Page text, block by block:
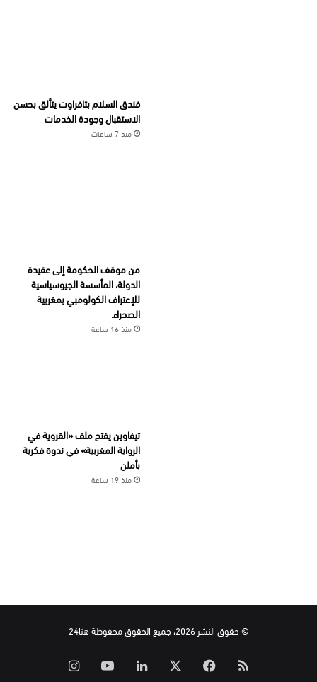
فندق السلام بتافراوت يتألق بحسن
الاستقبال وجودة الخدمات
منذ 7 ساعات
من موقف الحكومة إلى عقيدة
الدولة، المأسسة الجيوسياسية
للإعتراف الكولومبي بمغربية
الصحراء.
منذ 16 ساعة
تيفاوين يفتح ملف «القروية في
الرواية المغربية» في ندوة فكرية
بأملن
منذ 19 ساعة
© حقوق النشر 2026، جميع الحقوق محفوظة هنا24
ملخص فيسبوك لينكدإن ‫YouTube